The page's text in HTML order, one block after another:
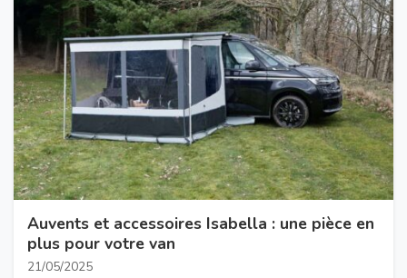
Auvents et accessoires Isabella : une pièce en
plus pour votre van
21/05/2025